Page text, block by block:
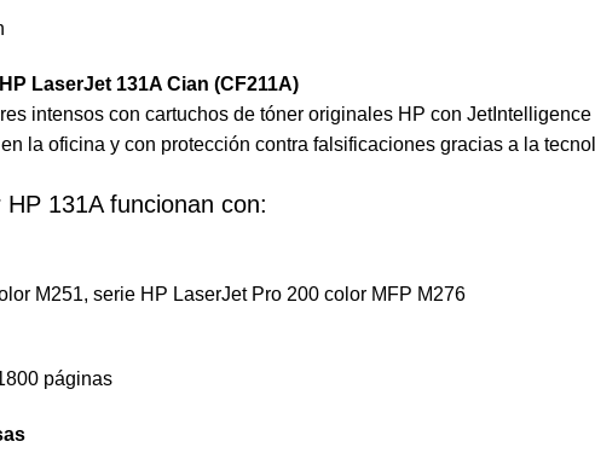
LaserJet 131A Cian (CF211A)
intensos con cartuchos de tóner originales HP con
la oficina y con protección contra falsificaciones gracias a la
131A funcionan con:
M251, serie HP LaserJet Pro 200 color MFP M276
páginas